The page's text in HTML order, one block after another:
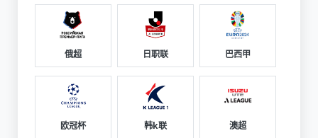
俄超 日职联 巴西甲
欧冠杯 韩k联 澳超